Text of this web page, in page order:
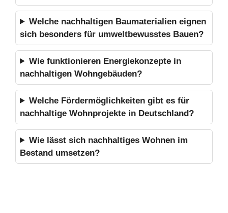
Welche nachhaltigen Baumaterialien eignen
sich besonders für umweltbewusstes Bauen?
Wie funktionieren Energiekonzepte in
nachhaltigen Wohngebäuden?
Welche Fördermöglichkeiten gibt es für
nachhaltige Wohnprojekte in Deutschland?
Wie lässt sich nachhaltiges Wohnen im
Bestand umsetzen?